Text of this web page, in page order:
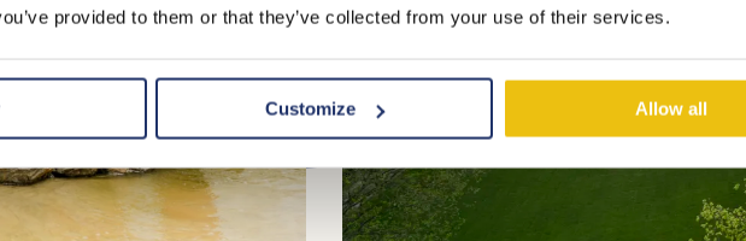
provided to them or that they’ve collected from your use of their services.
Customize Allow all